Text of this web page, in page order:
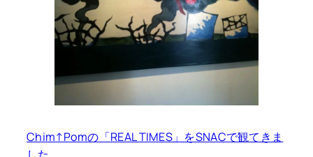
Chim↑Pomの「REAL TIMES」をSNACで観てきま
した。